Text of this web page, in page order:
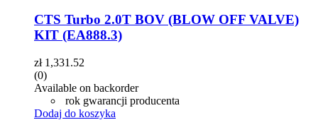
CTS Turbo 2.0T BOV (BLOW OFF VALVE)
KIT (EA888.3)
zł1,331.52
(0)
Available on backorder
rok gwarancji producenta
Dodaj do koszyka